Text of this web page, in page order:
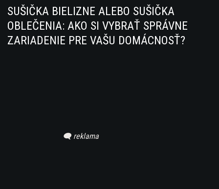
SUŠIČKA BIELIZNE ALEBO SUŠIČKA
OBLEČENIA: AKO SI VYBRAŤ SPRÁVNE
ZARIADENIE PRE VAŠU DOMÁCNOSŤ?